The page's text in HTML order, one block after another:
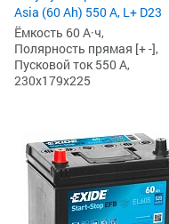
Asia (60 Ah) 550 А, L+ D23
Ёмкость 60 А·ч,
Полярность прямая [+ -],
Пусковой ток 550 А,
230x179x225